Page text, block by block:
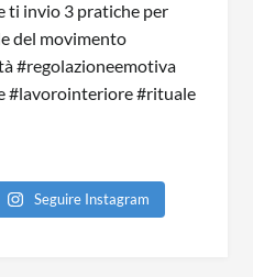
Seguire Instagram